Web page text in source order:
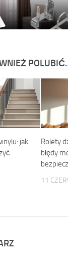
jak
Rolety
błędy
11